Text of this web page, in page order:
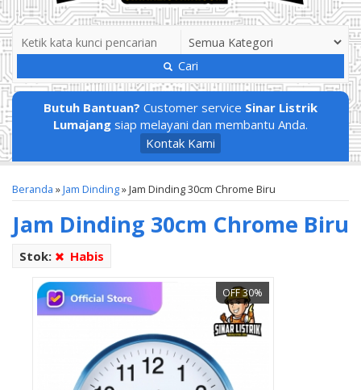
Cari
Butuh Bantuan? Customer service Sinar Listrik
Lumajang siap melayani dan membantu Anda.
Kontak Kami
Beranda »Jam Dinding»Jam Dinding 30cm Chrome Biru
Jam Dinding 30cm Chrome Biru
Stok: Habis
OFF 30%